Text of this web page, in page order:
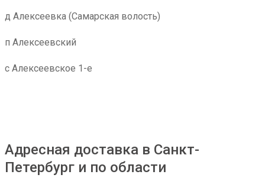
д Алексеевка (Самарская волость)
п Алексеевский
с Алексеевское 1-е
Адресная доставка в Санкт-
Петербург и по области